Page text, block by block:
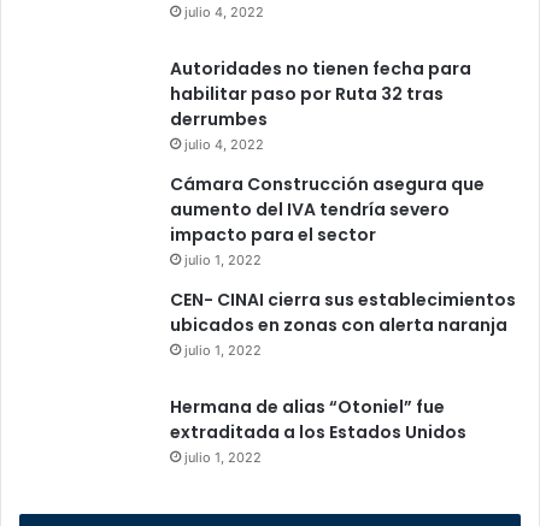
julio 4, 2022
Autoridades no tienen fecha para
habilitar paso por Ruta 32 tras
derrumbes
julio 4, 2022
Cámara Construcción asegura que
aumento del IVA tendría severo
impacto para el sector
julio 1, 2022
CEN- CINAI cierra sus establecimientos
ubicados en zonas con alerta naranja
julio 1, 2022
Hermana de alias “Otoniel” fue
extraditada a los Estados Unidos
julio 1, 2022